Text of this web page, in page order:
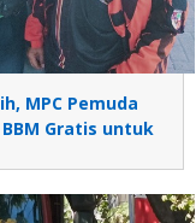
MPC Pemuda
Gratis untuk